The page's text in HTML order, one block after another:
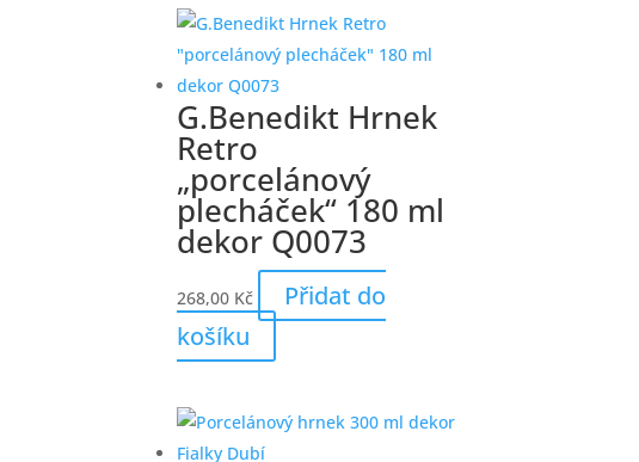
G.Benedikt Hrnek
Retro
„porcelánový
plecháček“ 180 ml
dekor Q0073
268,00 Kč
Přidat do
košíku